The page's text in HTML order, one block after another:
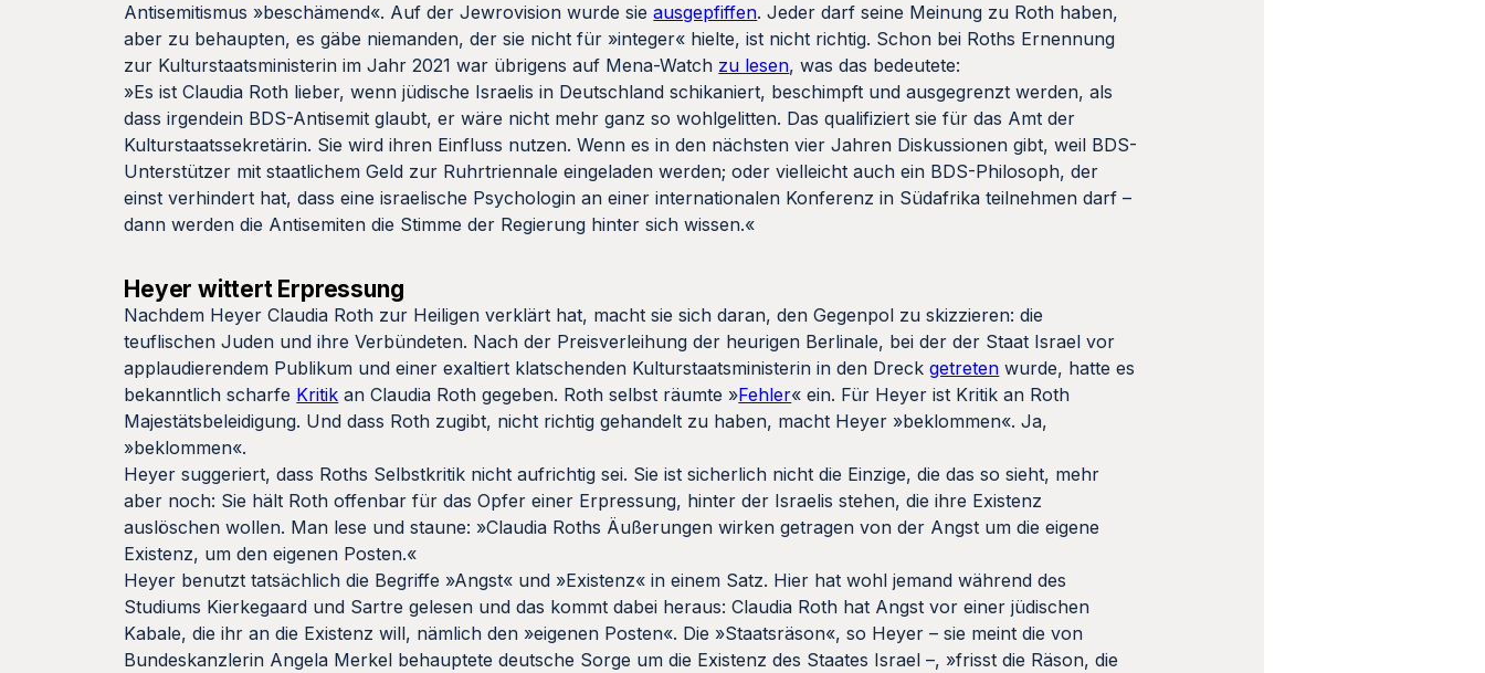
Antisemitismus »beschämend«. Auf der Jewrovision wurde sieausgepfiffen. Jeder darf seine Meinung zu Roth haben,
aber zu behaupten, es gäbe niemanden, der sie nicht für »integer« hielte, ist nicht richtig. Schon bei Roths Ernennung
zur Kulturstaatsministerin im Jahr 2021 war übrigens auf Mena-Watch zu lesen, was das bedeutete:
»Es ist Claudia Roth lieber, wenn jüdische Israelis in Deutschland schikaniert, beschimpft und ausgegrenzt werden, als
dass irgendein BDS-Antisemit glaubt, er wäre nicht mehr ganz so wohlgelitten. Das qualifiziert sie für das Amt der
Kulturstaatssekretärin. Sie wird ihren Einfluss nutzen. Wenn es in den nächsten vier Jahren Diskussionen gibt, weil BDS-
Unterstützer mit staatlichem Geld zur Ruhrtriennale eingeladen werden; oder vielleicht auch ein BDS-Philosoph, der
einst verhindert hat, dass eine israelische Psychologin an einer internationalen Konferenz in Südafrika teilnehmen darf –
dann werden die Antisemiten die Stimme der Regierung hinter sich wissen.«
Heyer wittert Erpressung
Nachdem Heyer Claudia Roth zur Heiligen verklärt hat, macht sie sich daran, den Gegenpol zu skizzieren: die
teuflischen Juden und ihre Verbündeten. Nach der Preisverleihung der heurigen Berlinale, bei der der Staat Israel vor
applaudierendem Publikum und einer exaltiert klatschenden Kulturstaatsministerin in den Dreckgetreten wurde, hatte es
bekanntlich scharfe Kritik an Claudia Roth gegeben. Roth selbst räumte »Fehler« ein. Für Heyer ist Kritik an Roth
Majestätsbeleidigung. Und dass Roth zugibt, nicht richtig gehandelt zu haben, macht Heyer »beklommen«. Ja,
»beklommen«.
Heyer suggeriert, dass Roths Selbstkritik nicht aufrichtig sei. Sie ist sicherlich nicht die Einzige, die das so sieht, mehr
aber noch: Sie hält Roth offenbar für das Opfer einer Erpressung, hinter der Israelis stehen, die ihre Existenz
auslöschen wollen. Man lese und staune: »Claudia Roths Äußerungen wirken getragen von der Angst um die eigene
Existenz, um den eigenen Posten.«
Heyer benutzt tatsächlich die Begriffe »Angst« und »Existenz« in einem Satz. Hier hat wohl jemand während des
Studiums Kierkegaard und Sartre gelesen und das kommt dabei heraus: Claudia Roth hat Angst vor einer jüdischen
Kabale, die ihr an die Existenz will, nämlich den »eigenen Posten«. Die »Staatsräson«, so Heyer – sie meint die von
Bundeskanzlerin Angela Merkel behauptete deutsche Sorge um die Existenz des Staates Israel –, »frisst die Räson, die